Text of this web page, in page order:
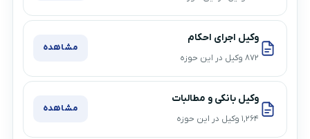
وکیل اجرای احکام
۸۷۲ وکیل در این حوزه
مشاهده
وکیل بانکی و مطالبات
۱,۲۶۴ وکیل در این حوزه
مشاهده